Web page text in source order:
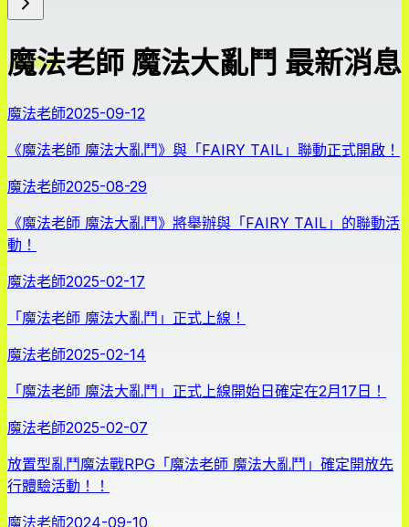
魔法老師 魔法大亂鬥 最新消息
魔法老師2025-09-12
《魔法老師 魔法大亂鬥》與「FAIRY TAIL」聯動正式開啟！
魔法老師2025-08-29
《魔法老師 魔法大亂鬥》將舉辦與「FAIRY TAIL」的聯動活
動！
魔法老師2025-02-17
「魔法老師 魔法大亂鬥」正式上線！
魔法老師2025-02-14
「魔法老師 魔法大亂鬥」正式上線開始日確定在2月17日！
魔法老師2025-02-07
放置型亂鬥魔法戰RPG「魔法老師 魔法大亂鬥」確定開放先
行體驗活動！！
魔法老師2024-09-10